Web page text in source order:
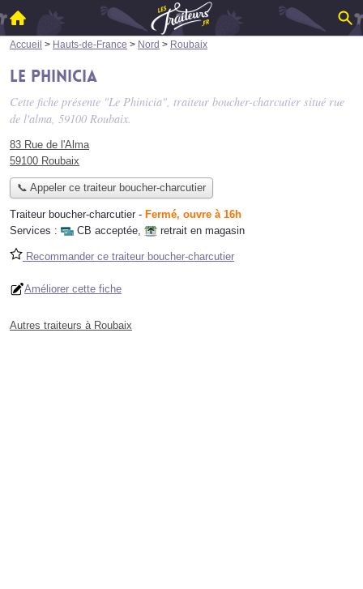
Accueil > Hauts-de-France > Nord > Roubaix
Le Phinicia
Cette fiche présente "Le Phinicia", traiteur boucher-charcutier situé rue
de l'alma, 59100 Roubaix.
83 Rue de l'Alma
59100 Roubaix
📞 Appeler ce traiteur boucher-charcutier
Traiteur boucher-charcutier - Fermé, ouvre à 16h
Services :
CB acceptée, retrait en magasin
Recommander ce traiteur boucher-charcutier
Améliorer cette fiche
Autres traiteurs à Roubaix